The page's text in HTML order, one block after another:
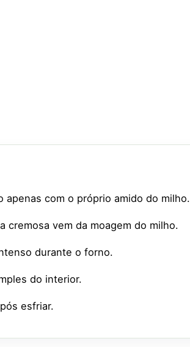
com o próprio amido do milho.
cremosa vem da moagem do milho.
durante o forno.
do interior.
esfriar.